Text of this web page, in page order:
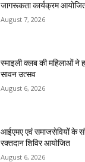
जागरूकता कार्यक्रम
August 7, 2026
स्माइली क्लब की महिलाओं ने
सावन उत्सव
August 6, 2026
आईएमए एवं समाजसेवियों के
रक्तदान शिविर आयोजित
August 6, 2026